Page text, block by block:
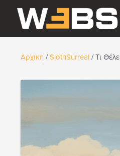
Αρχική / SlothSurreal /Τι